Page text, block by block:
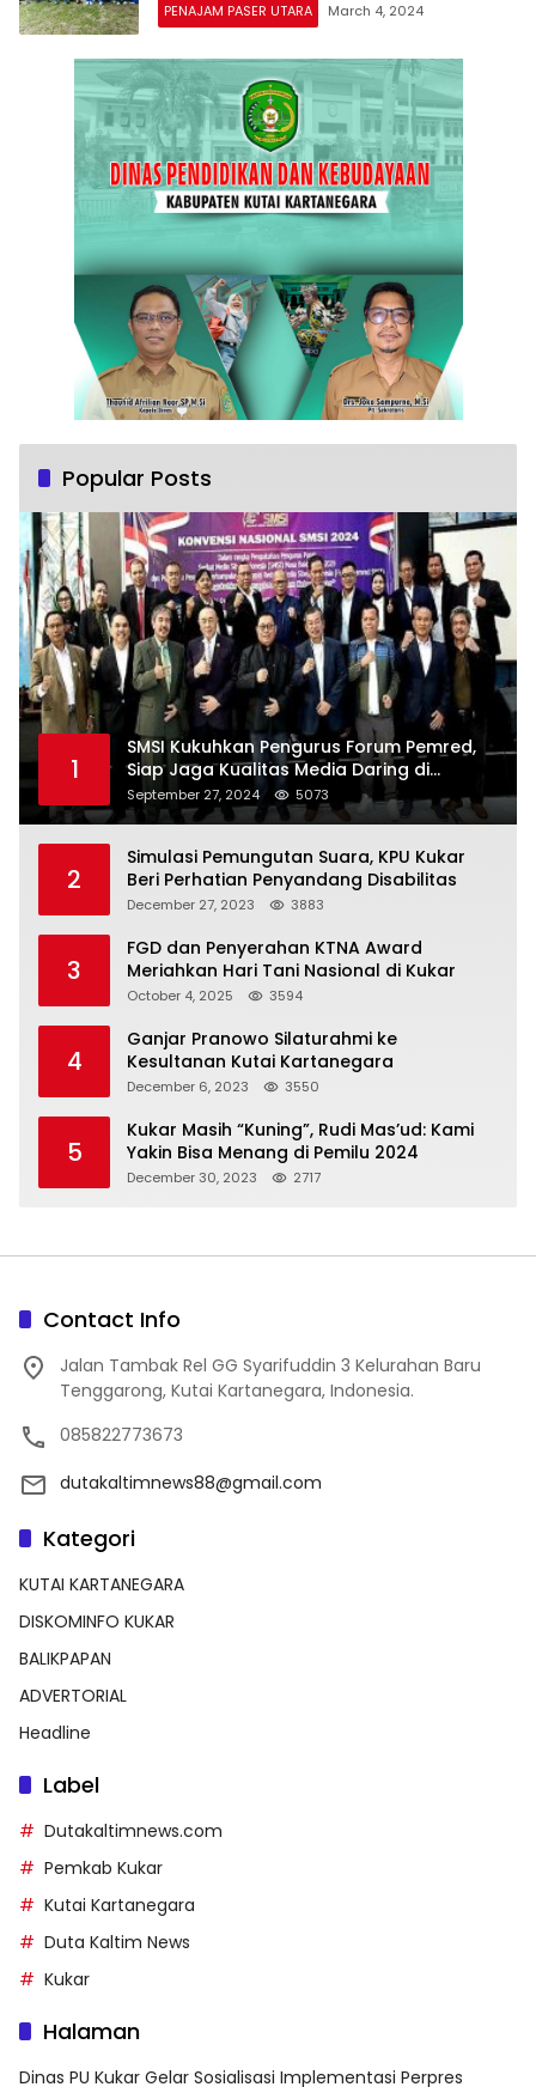
PENAJAM PASER UTARA March 4, 2024
Popular Posts
1
SMSI Kukuhkan Pengurus Forum Pemred,
Siap Jaga Kualitas Media Daring di
Indonesia
September 27, 2024 5073
2
Simulasi Pemungutan Suara, KPU Kukar
Beri Perhatian Penyandang Disabilitas
December 27, 2023 3883
3
FGD dan Penyerahan KTNA Award
Meriahkan Hari Tani Nasional di Kukar
October 4, 2025 3594
4
Ganjar Pranowo Silaturahmi ke
Kesultanan Kutai Kartanegara
December 6, 2023 3550
5
Kukar Masih “Kuning”, Rudi Mas’ud: Kami
Yakin Bisa Menang di Pemilu 2024
December 30, 2023 2717
Contact Info
Jalan Tambak Rel GG Syarifuddin 3 Kelurahan Baru
Tenggarong, Kutai Kartanegara, Indonesia.
085822773673
dutakaltimnews88@gmail.com
Kategori
KUTAI KARTANEGARA
DISKOMINFO KUKAR
BALIKPAPAN
ADVERTORIAL
Headline
Label
Dutakaltimnews.com
Pemkab Kukar
Kutai Kartanegara
Duta Kaltim News
Kukar
Halaman
Dinas PU Kukar Gelar Sosialisasi Implementasi Perpres